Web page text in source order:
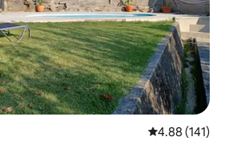
從 141 則評價
4.88 (141)